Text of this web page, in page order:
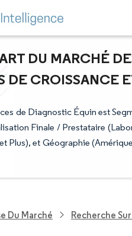
DU MARCHÉ
DE CROISSANCE
de Diagnostic Équin est
Finale / Prestataire
Plus), et Géographie
Du Marché Recherche